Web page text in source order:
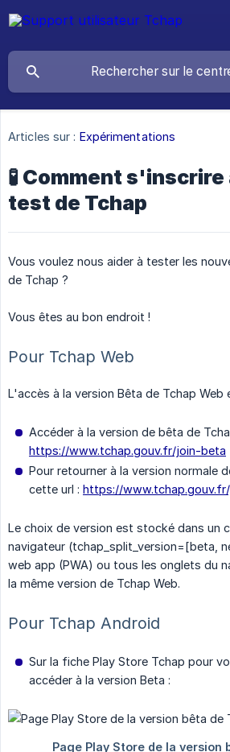
Articles sur : Expérimentations
🧪 Comment
test de Tchap
Vous voulez nous aider à tester les
de Tchap ?
Vous êtes au bon endroit !
Pour Tchap Web
L'accès à la version Bêta de Tchap Web
Accéder à la version de bêta de
https://www.tchap.gouv.fr/join-beta
Pour retourner à la version normale
cette url : https://
Le choix de version est stocké dans un
navigateur (tchap_split_version=[beta,
web app (PWA) ou tous les onglets du
la même version de Tchap Web.
Pour Tchap Android
Sur la fiche Play Store Tchap pour
accéder à la version Beta :